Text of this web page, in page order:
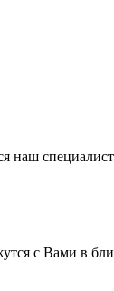
наш специалист
с Вами в